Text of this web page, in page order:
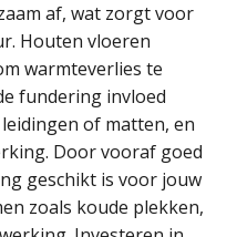
af, wat zorgt voor
Houten vloeren
warmteverlies te
fundering invloed
of matten, en
Door vooraf goed
geschikt is voor jouw
zoals koude plekken,